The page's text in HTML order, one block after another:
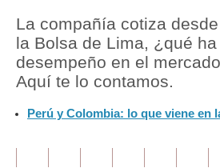
Finanzas Personales
Inmobiliarias
Plus G
Opinión
Editorial
La compañía cotiza
la Bolsa de Lima, ¿qué
desempeño en el
Aquí te lo contamos.
Perú y Colombia: lo que viene en